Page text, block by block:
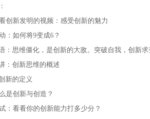
创新发明的视频：感受创新的魅力
：如何将9变成6？
：思维僵化，是创新的大敌。突破自我，创新
：创新思维的概述
新的定义
是创新与创造？
：看看你的创新能力打多少分？